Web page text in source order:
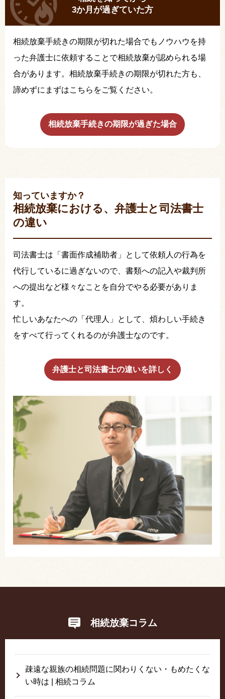
3か月が過ぎていた方
相続放棄手続きの期限が切れた場合でもノウハウを持
った弁護士に依頼することで相続放棄が認められる場
合があります。相続放棄手続きの期限が切れた方も、
諦めずにまずはこちらをご覧ください。
相続放棄手続きの期限が過ぎた場合
知っていますか？
相続放棄における、弁護士と司法書士
の違い
司法書士は「書面作成補助者」として依頼人の行為を
代行しているに過ぎないので、書類への記入や裁判所
への提出など様々なことを自分でやる必要がありま
す。
忙しいあなたへの「代理人」として、煩わしい手続き
をすべて行ってくれるのが弁護士なのです。
弁護士と司法書士の違いを詳しく
相続放棄コラム
疎遠な親族の相続問題に関わりくない・もめたくな
い時は | 相続コラム